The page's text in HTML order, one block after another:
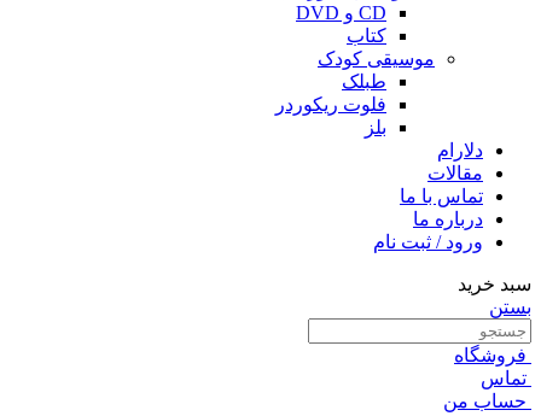
CD و DVD
کتاب
موسیقی کودک
طبلک
فلوت ریکوردر
بلز
دلارام
مقالات
تماس با ما
درباره ما
ورود / ثبت نام
سبد خرید
بستن
فروشگاه
تماس
حساب من